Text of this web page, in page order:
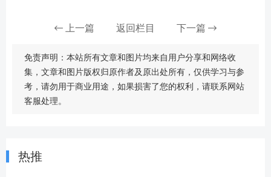
上一篇 返回栏目 下一篇
免责声明：本站所有文章和图片均来自用户分享和网络收
集，文章和图片版权归原作者及原出处所有，仅供学习与参
考，请勿用于商业用途，如果损害了您的权利，请联系网站
客服处理。
热推